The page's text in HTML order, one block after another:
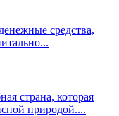
средства,
страна, которая
природой....